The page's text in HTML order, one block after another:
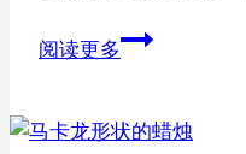
阅读更多小
品